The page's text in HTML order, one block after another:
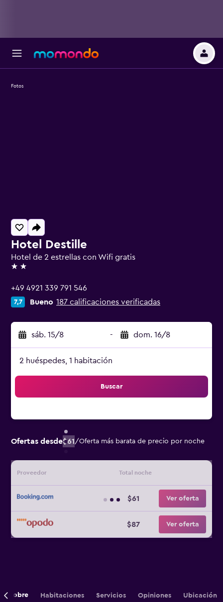
Hotel Destille
Hotel de 2 estrellas con Wifi gratis
2 estrellas
+49 4921 339 791 546
7,7 Bueno 187 calificaciones verificadas
sáb. 15/8 - dom. 16/8
2 huéspedes, 1 habitación
Buscar
Ofertas desde$61/Oferta más barata de precio por noche
Proveedor Total noche
$61 Ver oferta
$87 Ver oferta
Fotos
Sobre Habitaciones Servicios Opiniones Ubicación